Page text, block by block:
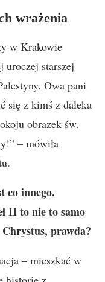
wrażenia
w Krakowie
uroczej starszej
Owa pani
się z kimś z daleka
obrazek św.
– mówiła
co innego.
II to nie to samo
prawda?
– mieszkać w